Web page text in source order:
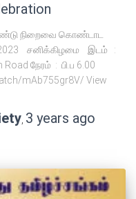
ஆண்டு நிறைவை கொண்டாட
சனிக்கிழமை இடம் :
நேரம் : பி.ப 6.00
mAb755gr8V/ View
, 3 years ago